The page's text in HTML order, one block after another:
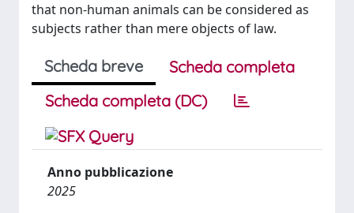
that non-human animals can be considered as
subjects rather than mere objects of law.
Scheda breve
Scheda completa
Scheda completa (DC)
Anno pubblicazione
2025